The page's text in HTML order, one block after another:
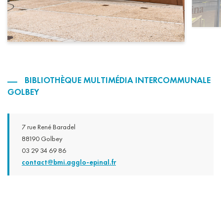
BIBLIOTHÈQUE MULTIMÉDIA INTERCOMMUNALE
GOLBEY
7 rue René Baradel
88190 Golbey
03 29 34 69 86
contact@bmi.agglo-epinal.fr